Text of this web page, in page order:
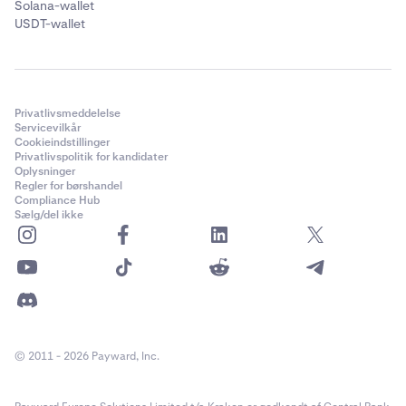
kompetent jurisdiktion.
Solana-wallet
USDT-wallet
Privatlivsmeddelelse
Servicevilkår
Cookieindstillinger
Privatlivspolitik for kandidater
Oplysninger
Regler for børshandel
Compliance Hub
Sælg/del ikke
© 2011 - 2026 Payward, Inc.